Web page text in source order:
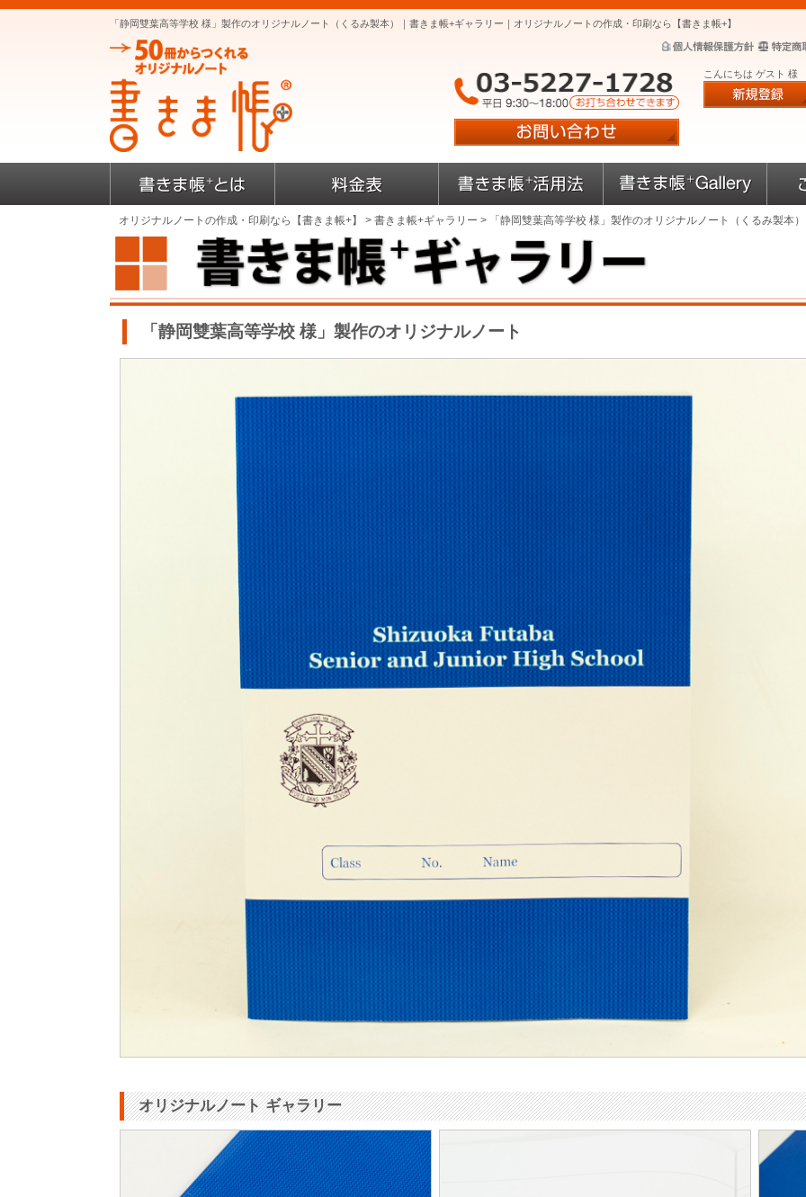
「静岡雙葉高等学校 様」製作のオリジナルノート（くるみ製本）｜書きま帳+ギャラリー｜オリジナルノートの作成・印刷なら【書きま帳+】
こんにちは ゲスト 様
オリジナルノートの作成・印刷なら【書きま帳+】 > 書きま帳+ギャラリー > 「静岡雙葉高等学校 様」製作のオリジナルノート（くるみ製本）
「静岡雙葉高等学校 様」製作のオリジナルノート
オリジナルノート ギャラリー